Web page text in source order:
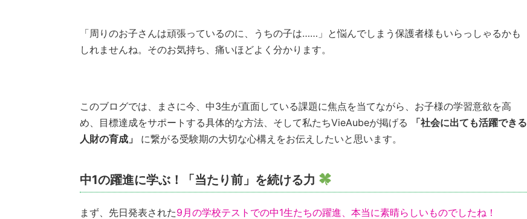
「周りのお子さんは頑張っているのに、うちの子は……」と悩んでしまう保護者様もいらっしゃるかも
しれませんね。そのお気持ち、痛いほどよく分かります。
このブログでは、まさに今、中3生が直面している課題に焦点を当てながら、お子様の学習意欲を高
め、目標達成をサポートする具体的な方法、そして私たちVieAubeが掲げる
「社会に出ても活躍できる
人財の育成」
に繋がる受験期の大切な心構えをお伝えしたいと思います。
中1の躍進に学ぶ！「当たり前」を続ける力
まず、先日発表された9月の学校テストでの中1生たちの躍進、本当に素晴らしいものでしたね！